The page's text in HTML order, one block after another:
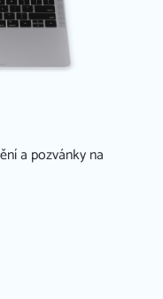
a pozvánky na